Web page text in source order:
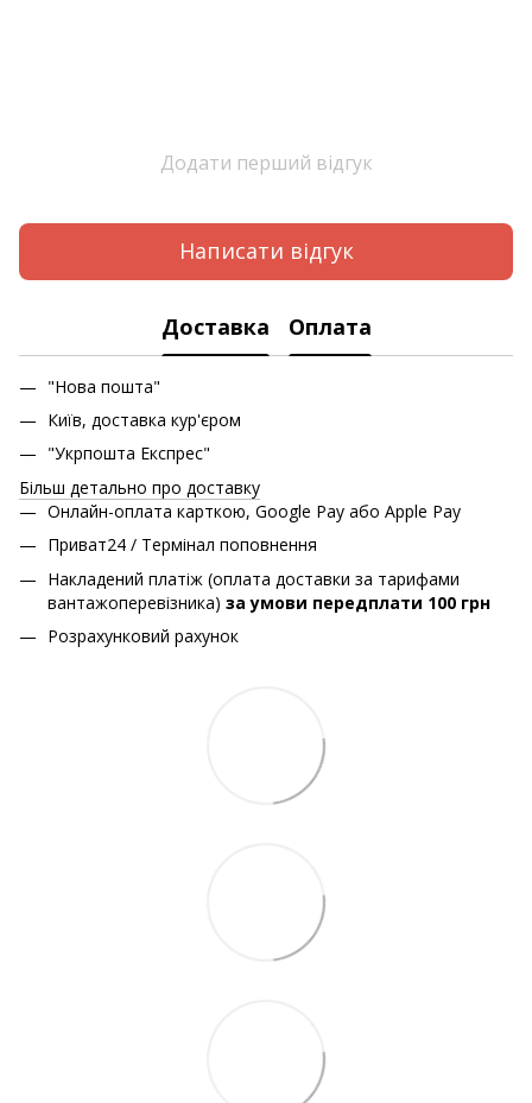
Додати перший відгук
Написати відгук
Доставка Оплата
"Нова пошта"
Київ, доставка кур'єром
"Укрпошта Експрес"
Більш детально про доставку
Онлайн-оплата карткою, Google Pay або Apple Pay
Приват24 / Термінал поповнення
Накладений платіж (оплата доставки за тарифами
вантажоперевізника) за умови передплати 100 грн
Розрахунковий рахунок